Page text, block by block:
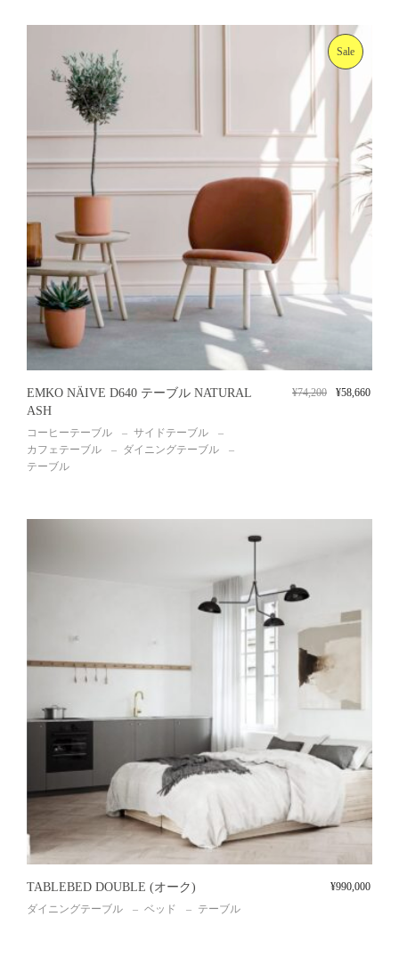
Sale
EMKO NÄIVE D640 テーブル NATURAL
ASH
コーヒーテーブル
サイドテーブル
カフェテーブル
ダイニングテーブル
テーブル
¥74,200 ¥58,660
TABLEBED DOUBLE (オーク)
ダイニングテーブル ベッド テーブル
¥990,000